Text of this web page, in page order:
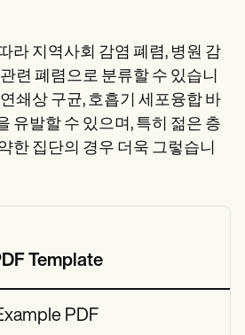
라 지역사회 감염 폐렴, 병원 감
련 폐렴으로 분류할 수 있습니
쇄상 구균, 호흡기 세포융합 바
유발할 수 있으며, 특히 젊은 층
한 집단의 경우 더욱 그렇습니
Template
PDF